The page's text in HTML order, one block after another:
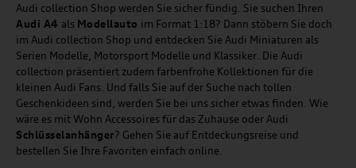
Audi collection Shop werden Sie sicher fündig. Sie suchen Ihren
Audi A4 als Modellauto im Format 1:18? Dann stöbern Sie doch
im Audi collection Shop und entdecken Sie Audi Miniaturen als
Serien Modelle, Motorsport Modelle und Klassiker. Die Audi
collection präsentiert zudem farbenfrohe Kollektionen für die
kleinen Audi Fans. Und falls Sie auf der Suche nach tollen
Geschenkideen sind, werden Sie bei uns sicher etwas finden. Wie
wäre es mit Wohn Accessoires für das Zuhause oder Audi
Schlüsselanhänger? Gehen Sie auf Entdeckungsreise und
bestellen Sie Ihre Favoriten einfach online.